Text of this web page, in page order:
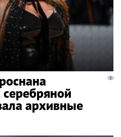
серебряной
архивные